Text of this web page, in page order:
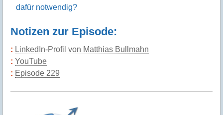
dafür notwendig?
Notizen zur Episode:
LinkedIn-Profil von Matthias Bullmahn
YouTube
Episode 229